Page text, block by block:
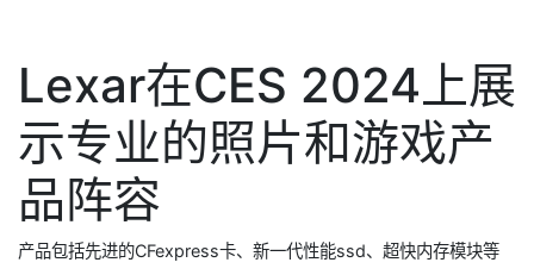
Lexar在CES 2024上展
示专业的照片和游戏产
品阵容
产品包括先进的CFexpress卡、新一代性能ssd、超快内存模块等